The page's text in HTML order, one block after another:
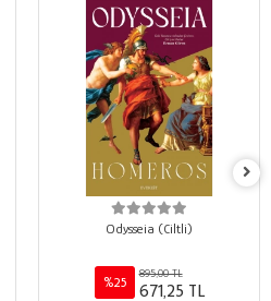
Odysseia (Ciltli)
%25
895,00 TL
671,25 TL